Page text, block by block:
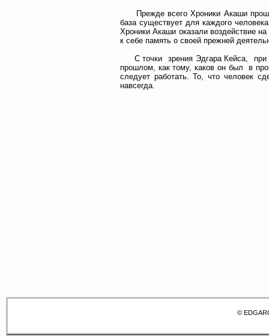
Прежде всего Хроники Акаши
база существует для каждого
Хроники Акаши оказали воздействие
к себе память о своей прежней
С точки зрения Эдгара Кейса, при
прошлом, как тому, каков он был в
следует работать. То, что человек
навсегда.
©